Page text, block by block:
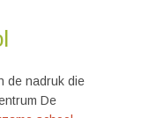
de nadruk die
De